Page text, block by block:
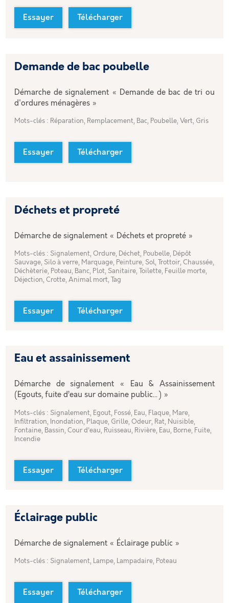
Essayer Télécharger
Demande de bac poubelle
Démarche de signalement « Demande de bac de tri ou
d'ordures ménagères »
Mots-clés : Réparation, Remplacement, Bac, Poubelle, Vert, Gris
Essayer Télécharger
Déchets et propreté
Démarche de signalement « Déchets et propreté »
Mots-clés : Signalement, Ordure, Déchet, Poubelle, Dépôt
Sauvage, Silo à verre, Marquage, Peinture, Sol, Trottoir, Chaussée,
Déchèterie, Poteau, Banc, Plot, Sanitaire, Toilette, Feuille morte,
Déjection, Crotte, Animal mort, Tag
Essayer Télécharger
Eau et assainissement
Démarche de signalement « Eau & Assainissement
(Egouts, fuite d’eau sur domaine public…) »
Mots-clés : Signalement, Egout, Fossé, Eau, Flaque, Mare,
Infiltration, Inondation, Plaque, Grille, Odeur, Rat, Nuisible,
Fontaine, Bassin, Cour d'eau, Ruisseau, Rivière, Eau, Borne, Fuite,
Incendie
Essayer Télécharger
Éclairage public
Démarche de signalement « Éclairage public »
Mots-clés : Signalement, Lampe, Lampadaire, Poteau
Essayer Télécharger